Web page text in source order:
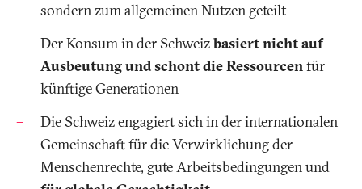
sondern zum allgemeinen Nutzen geteilt
Der Konsum in der Schweizbasiert nicht auf
Ausbeutung und schont die Ressourcenfür
künftige Generationen
Die Schweiz engagiert sich in der internationalen
Gemeinschaft für die Verwirklichung der
Menschenrechte, gute Arbeitsbedingungen und